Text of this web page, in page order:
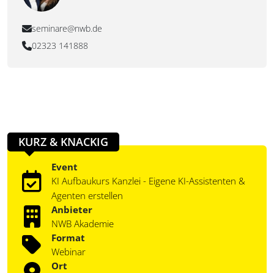
seminare@nwb.de
02323 141888
KURZ & KNACKIG
Event
KI Aufbaukurs Kanzlei - Eigene KI-Assistenten &
Agenten erstellen
Anbieter
NWB Akademie
Format
Webinar
Ort